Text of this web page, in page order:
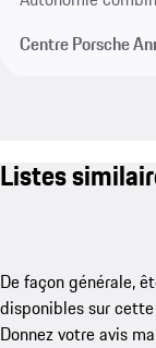
Centre Porsche
Listes
De façon générale,
disponibles sur
Donnez votre avis